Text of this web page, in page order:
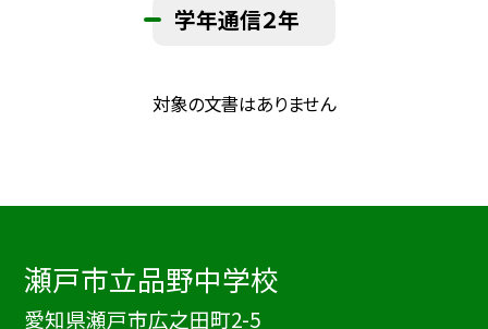
学年通信２年
対象の文書はありません
瀬戸市立品野中学校
愛知県瀬戸市広之田町2-5